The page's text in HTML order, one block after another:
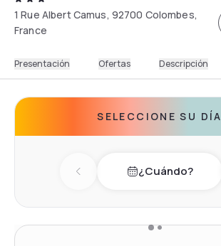
1 Rue Albert Camus, 92700 Colombes,
France
Presentación Ofertas Descripción
SELECCIONE SU DÍA
Previous day¿Cuándo?